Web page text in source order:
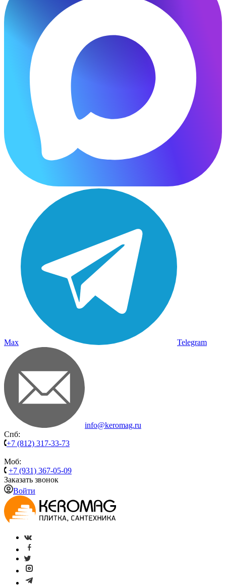
Max Telegram
info@keromag.ru
Спб:
+7 (812) 317-33-73
Моб:
+7 (931) 367-05-09
Заказать звонок
Войти